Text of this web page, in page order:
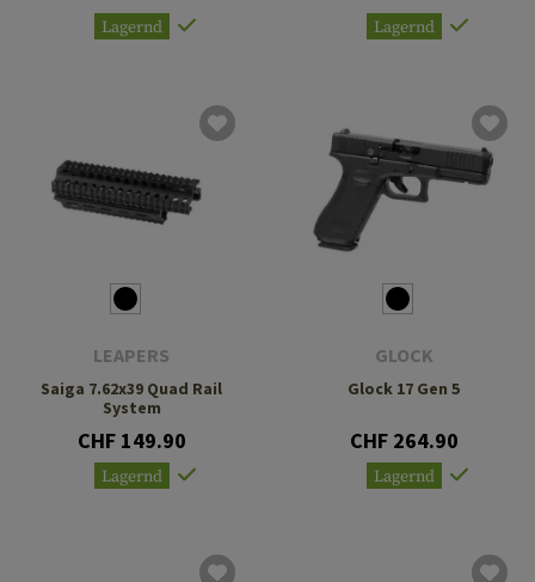
Lagernd Lagernd
LEAPERS
Saiga 7.62x39 Quad Rail
System
CHF 149.90
Lagernd
GLOCK
Glock 17 Gen 5
CHF 264.90
Lagernd